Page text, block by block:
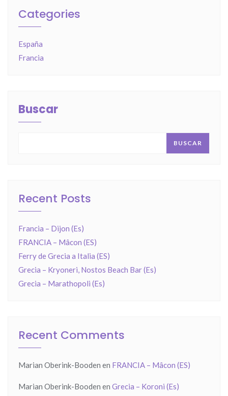
Categories
España
Francia
Buscar
BUSCAR
Recent Posts
Francia – Dijon (Es)
FRANCIA – Mâcon (ES)
Ferry de Grecia a Italia (ES)
Grecia – Kryoneri, Nostos Beach Bar (Es)
Grecia – Marathopoli (Es)
Recent Comments
Marian Oberink-Booden en FRANCIA – Mâcon (ES)
Marian Oberink-Booden en Grecia – Koroni (Es)